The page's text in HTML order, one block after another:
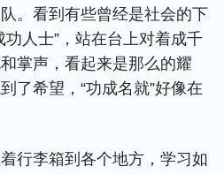
。看到有些曾经是社会的下
功人士”，站在台上对着成千
掌声，看起来是那么的耀
了希望，“功成名就”好像在
行李箱到各个地方，学习如